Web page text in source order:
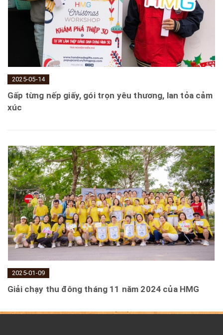
2025-05-14
Gấp từng nếp giấy, gói trọn yêu thương, lan tỏa cảm
xúc
2025-01-09
Giải chạy thu đông tháng 11 năm 2024 của HMG